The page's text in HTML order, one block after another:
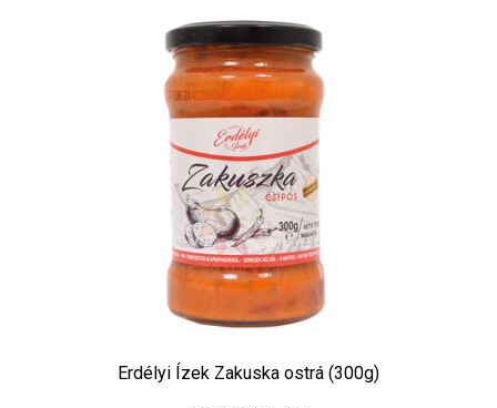
Erdélyi Ízek Zakuska ostrá (300g)